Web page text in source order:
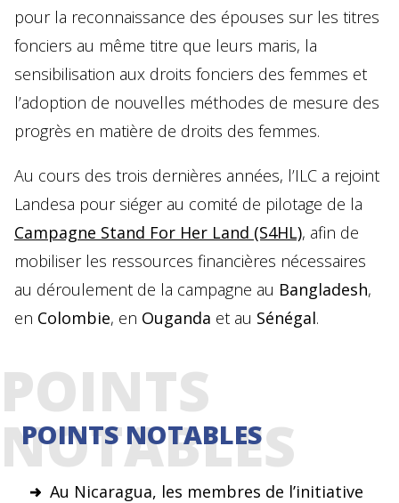
pour la reconnaissance des épouses sur les titres
fonciers au même titre que leurs maris, la
sensibilisation aux droits fonciers des femmes et
l’adoption de nouvelles méthodes de mesure des
progrès en matière de droits des femmes.
Au cours des trois dernières années, l’ILC a rejoint
Landesa pour siéger au comité de pilotage de la
Campagne Stand For Her Land (S4HL), afin de
mobiliser les ressources financières nécessaires
au déroulement de la campagne au Bangladesh,
en Colombie, en Ouganda et au Sénégal.
POINTS
NOTABLES
POINTS NOTABLES
Au Nicaragua, les membres de l’initiative